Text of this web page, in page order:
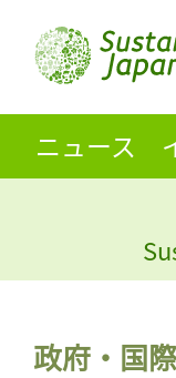
ニュース
政府・国